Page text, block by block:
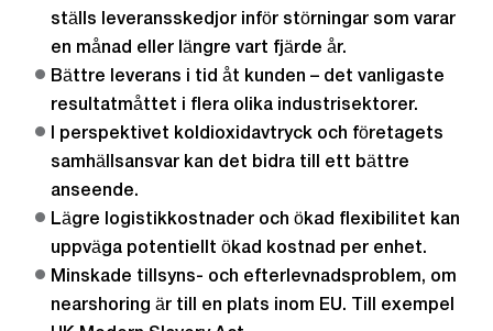
ställs leveransskedjor inför störningar som varar
en månad eller längre vart fjärde år.
Bättre leverans i tid åt kunden – det vanligaste
resultatmåttet i flera olika industrisektorer.
I perspektivet koldioxidavtryck och företagets
samhällsansvar kan det bidra till ett bättre
anseende.
Lägre logistikkostnader och ökad flexibilitet kan
uppväga potentiellt ökad kostnad per enhet.
Minskade tillsyns- och efterlevnadsproblem, om
nearshoring är till en plats inom EU. Till exempel